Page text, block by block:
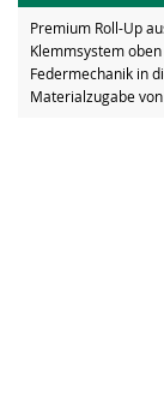
Premium Roll-Up
Klemmsystem
Federmechanik in
Materialzugabe